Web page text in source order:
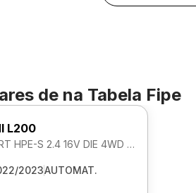
de na Tabela Fipe
L200
TRITON SPORT HPE-S 2.4 16V DIE 4WD AUTOMATICO
2023AUTOMAT.